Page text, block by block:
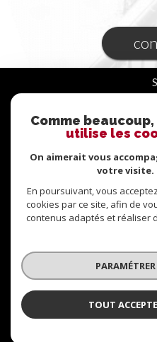
ESPACE
© 2026 | Tous droits réservés
Nos honoraires
Plan du site Mentions légales
Comme
utilise les
On aimerait vous
votre visite.
En poursuivant, vous
cookies par ce site, afin de
contenus adaptés et réaliser
PARAMÉTRER
TOUT